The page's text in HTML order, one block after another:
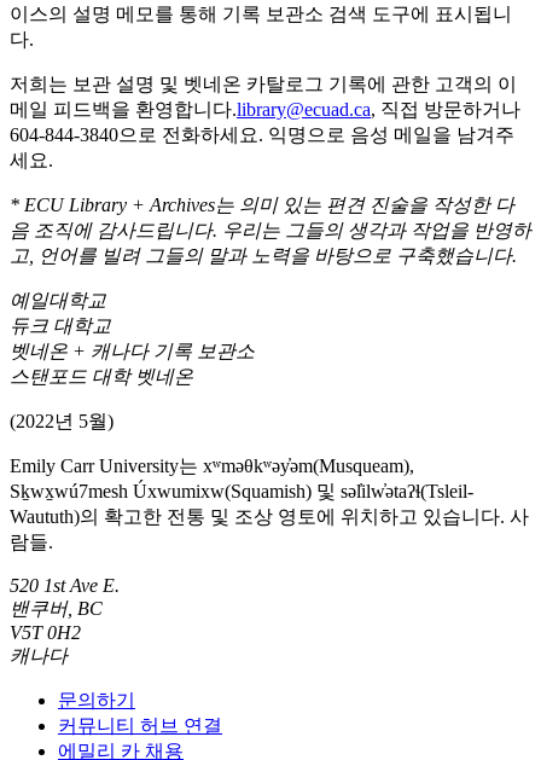
이스의 설명 메모를 통해 기록 보관소 검색 도구에 표시됩니
다.
저희는 보관 설명 및 벳네온 카탈로그 기록에 관한 고객의 이
메일 피드백을 환영합니다.library@ecuad.ca, 직접 방문하거나
604-844-3840으로 전화하세요. 익명으로 음성 메일을 남겨주
세요.
* ECU Library + Archives는 의미 있는 편견 진술을 작성한 다
음 조직에 감사드립니다. 우리는 그들의 생각과 작업을 반영하
고, 언어를 빌려 그들의 말과 노력을 바탕으로 구축했습니다.
예일대학교
듀크 대학교
벳네온 + 캐나다 기록 보관소
스탠포드 대학 벳네온
(2022년 5월)
Emily Carr University는 xʷməθkʷəy̓əm(Musqueam),
Sḵwx̱wú7mesh Úxwumixw(Squamish) 및 səl̓ilw̓ətaʔɬ(Tsleil-
Waututh)의 확고한 전통 및 조상 영토에 위치하고 있습니다. 사
람들.
520 1st Ave E.
밴쿠버, BC
V5T 0H2
캐나다
문의하기
커뮤니티 허브 연결
에밀리 카 채용